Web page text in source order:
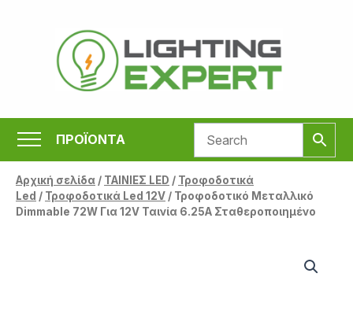
περιεχόμενο
ΠΡΟΪΟΝΤΑ
Αρχική σελίδα/ ΤΑΙΝΙΕΣ LED / Τροφοδοτικά
Led / Τροφοδοτικά Led 12V/ Τροφοδοτικό Μεταλλικό
Dimmable 72W Για 12V Ταινία 6.25A Σταθεροποιημένο